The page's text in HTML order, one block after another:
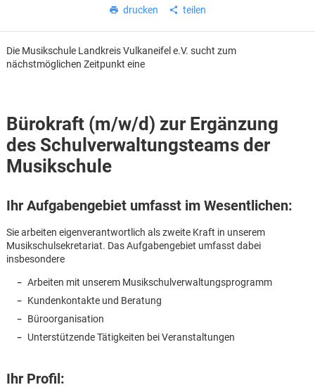
drucken teilen
Die Musikschule Landkreis Vulkaneifel e.V. sucht zum
nächstmöglichen Zeitpunkt eine
Bürokraft (m/w/d) zur Ergänzung
des Schulverwaltungsteams der
Musikschule
Ihr Aufgabengebiet umfasst im Wesentlichen:
Sie arbeiten eigenverantwortlich als zweite Kraft in unserem
Musikschulsekretariat. Das Aufgabengebiet umfasst dabei
insbesondere
Arbeiten mit unserem Musikschulverwaltungsprogramm
Kundenkontakte und Beratung
Büroorganisation
Unterstützende Tätigkeiten bei Veranstaltungen
Ihr Profil: